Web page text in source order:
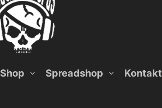
Shop Spreadshop Kontakt